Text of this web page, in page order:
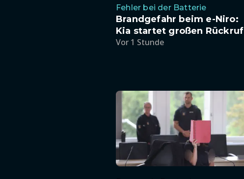
Fehler bei der Batterie
Brandgefahr beim e-Niro:
Kia startet großen Rückruf
Vor 1 Stunde